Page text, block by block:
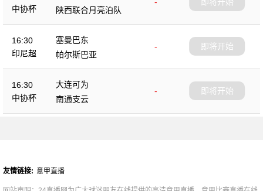
中协杯
陕西联合月亮泊队
16:30
印尼超
塞曼巴东
-
帕尔斯巴亚
即将开始
16:30
中协杯
大连可为
-
南通支云
即将开始
友情链接: 意甲直播